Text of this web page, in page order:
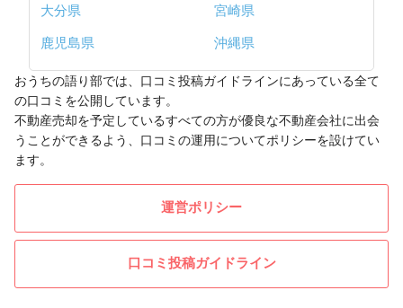
大分県
宮崎県
鹿児島県
沖縄県
おうちの語り部では、口コミ投稿ガイドラインにあっている全て
の口コミを公開しています。
不動産売却を予定しているすべての方が優良な不動産会社に出会
うことができるよう、口コミの運用についてポリシーを設けてい
ます。
運営ポリシー
口コミ投稿ガイドライン